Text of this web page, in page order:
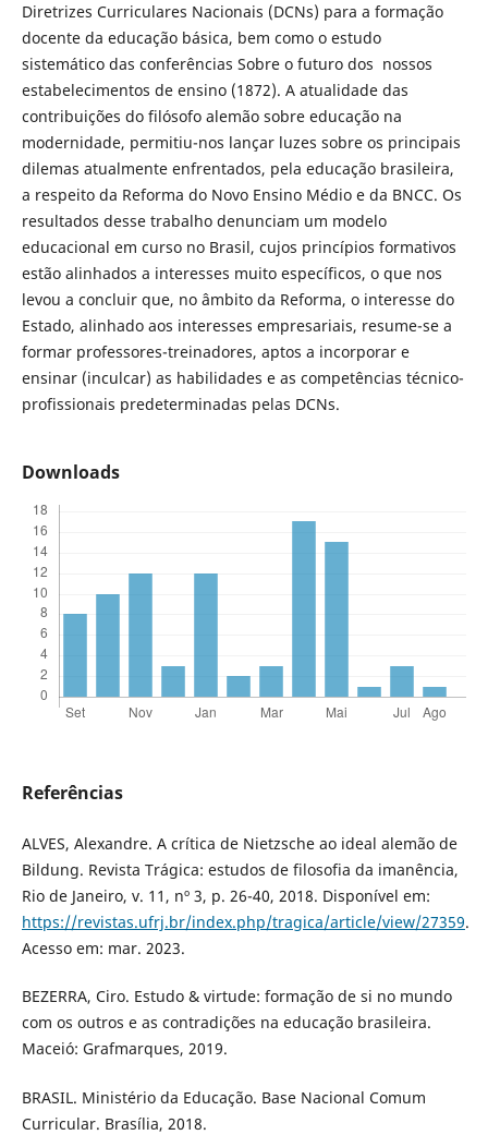
Diretrizes Curriculares Nacionais (DCNs) para a formação
docente da educação básica, bem como o estudo
sistemático das conferências Sobre o futuro dos nossos
estabelecimentos de ensino (1872). A atualidade das
contribuições do filósofo alemão sobre educação na
modernidade, permitiu-nos lançar luzes sobre os principais
dilemas atualmente enfrentados, pela educação brasileira,
a respeito da Reforma do Novo Ensino Médio e da BNCC. Os
resultados desse trabalho denunciam um modelo
educacional em curso no Brasil, cujos princípios formativos
estão alinhados a interesses muito específicos, o que nos
levou a concluir que, no âmbito da Reforma, o interesse do
Estado, alinhado aos interesses empresariais, resume-se a
formar professores-treinadores, aptos a incorporar e
ensinar (inculcar) as habilidades e as competências técnico-
profissionais predeterminadas pelas DCNs.
Downloads
Referências
ALVES, Alexandre. A crítica de Nietzsche ao ideal alemão de
Bildung. Revista Trágica: estudos de filosofia da imanência,
Rio de Janeiro, v. 11, nº 3, p. 26-40, 2018. Disponível em:
https://revistas.ufrj.br/index.php/tragica/article/view/27359.
Acesso em: mar. 2023.
BEZERRA, Ciro. Estudo & virtude: formação de si no mundo
com os outros e as contradições na educação brasileira.
Maceió: Grafmarques, 2019.
BRASIL. Ministério da Educação. Base Nacional Comum
Curricular. Brasília, 2018.